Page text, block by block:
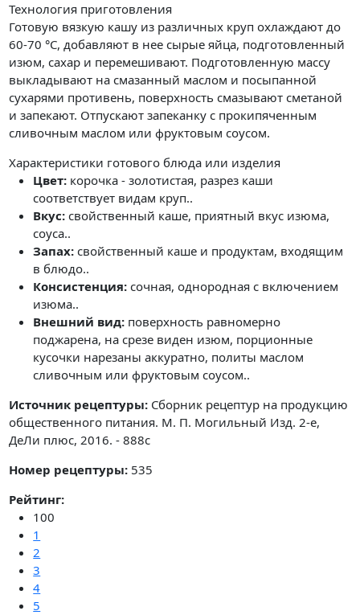
Технология приготовления
Готовую вязкую кашу из различных круп охлаждают до
60-70 °C, добавляют в нее сырые яйца, подготовленный
изюм, сахар и перемешивают. Подготовленную массу
выкладывают на смазанный маслом и посыпанной
сухарями противень, поверхность смазывают сметаной
и запекают. Отпускают запеканку с прокипяченным
сливочным маслом или фруктовым соусом.
Характеристики готового блюда или изделия
Цвет: корочка - золотистая, разрез каши
соответствует видам круп..
Вкус: свойственный каше, приятный вкус изюма,
соуса..
Запах: свойственный каше и продуктам, входящим
в блюдо..
Консистенция: сочная, однородная с включением
изюма..
Внешний вид: поверхность равномерно
поджарена, на срезе виден изюм, порционные
кусочки нарезаны аккуратно, политы маслом
сливочным или фруктовым соусом..
Источник рецептуры: Сборник рецептур на продукцию
общественного питания. М. П. Могильный Изд. 2-е,
ДеЛи плюс, 2016. - 888с
Номер рецептуры: 535
Рейтинг:
100
1
2
3
4
5